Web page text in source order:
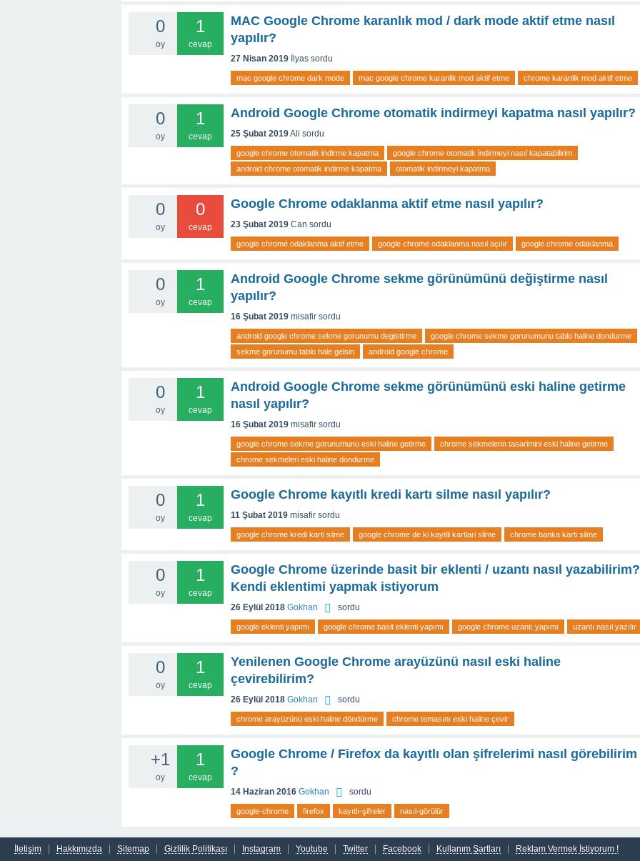
0
oy
1
cevap
MAC Google Chrome karanlık mod / dark mode aktif etme nasıl
yapılır?
27 Nisan 2019 İlyas sordu
mac google chrome dark mode mac google chrome karanlik mod aktif etme chrome karanlik mod aktif etme
0
oy
1
cevap
Android Google Chrome otomatik indirmeyi kapatma nasıl yapılır?
25 Şubat 2019Ali sordu
google chrome otomatik indirme kapatma
google chrome otomatik indirmeyi nasıl kapatabilirim
android chrome otomatik indirme kapatma
otomatik indirmeyi kapatma
0
oy
0
cevap
Google Chrome odaklanma aktif etme nasıl yapılır?
23 Şubat 2019 Can sordu
google chrome odaklanma aktif etme google chrome odaklanma nasıl açılır google chrome odaklanma
0
oy
1
cevap
Android Google Chrome sekme görünümünü değiştirme nasıl
yapılır?
16 Şubat 2019 misafir sordu
android google chrome sekme gorunumu degistirme
google chrome sekme gorunumunu tablo haline dondurme
sekme gorunumu tablo hale gelsin
android google chrome
0
oy
1
cevap
Android Google Chrome sekme görünümünü eski haline getirme
nasıl yapılır?
16 Şubat 2019 misafir sordu
google chrome sekme gorunumunu eski haline getirme
chrome sekmelerin tasarimini eski haline getirme
chrome sekmeleri eski haline dondurme
0
oy
1
cevap
Google Chrome kayıtlı kredi kartı silme nasıl yapılır?
11 Şubat 2019 misafir sordu
google chrome kredi karti silme google chrome de ki kayitli kartlari silme chrome banka karti silme
0
oy
1
cevap
Google Chrome üzerinde basit bir eklenti / uzantı nasıl yazabilirim?
Kendi eklentimi yapmak istiyorum
26 Eylül 2018 Gokhan sordu
google eklenti yapımı google chrome basit eklenti yapımı google chrome uzantı yapımı uzantı nasıl yazılır
0
oy
1
cevap
Yenilenen Google Chrome arayüzünü nasıl eski haline
çevirebilirim?
26 Eylül 2018 Gokhan sordu
chrome arayüzünü eski haline döndürme chrome temasını eski haline çevir
+1
oy
1
cevap
Google Chrome / Firefox da kayıtlı olan şifrelerimi nasıl görebilirim
?
14 Haziran 2016 Gokhan sordu
google-chrome firefox kayıtlı-şifreler nasıl-görülür
İletişim Hakkımızda Sitemap Gizlilik Politikası Instagram Youtube Twitter Facebook Kullanım Şartları Reklam Vermek İstiyorum !